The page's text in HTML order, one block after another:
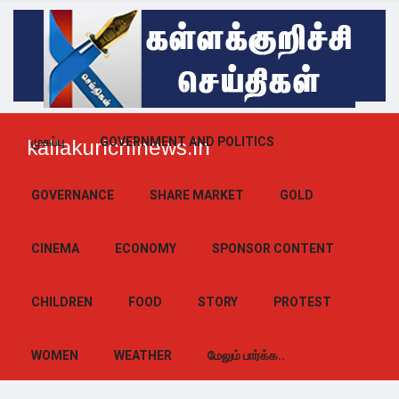
kallakurichinews.in
முகப்பு GOVERNMENT AND POLITICS
GOVERNANCE SHARE MARKET GOLD
CINEMA ECONOMY SPONSOR CONTENT
CHILDREN FOOD STORY PROTEST
WOMEN WEATHER மேலும் பார்க்க..